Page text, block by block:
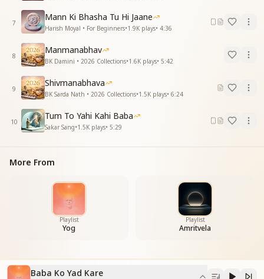
7
Mann Ki Bhasha Tu Hi Jaane
Harish Moyal • For Beginners•1.9K plays• 4:36
8
Manmanabhav
BK Damini • 2026 Collections•1.6K plays• 5:42
9
Shivmanabhava
BK Sarda Nath • 2026 Collections•1.5K plays• 6:24
10
Tum To Yahi Kahi Baba
Sakar Sang•1.5K plays• 5:29
More From
Playlist
Yog
Playlist
Amritvela
Baba Ko Yad Kare